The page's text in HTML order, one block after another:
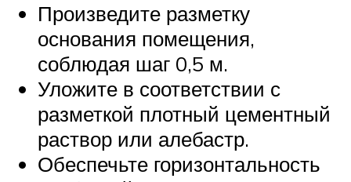
Произведите разметку
основания помещения,
соблюдая шаг 0,5 м.
Уложите в соответствии с
разметкой плотный цементный
раствор или алебастр.
Обеспечьте горизонтальность